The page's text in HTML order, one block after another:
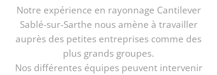
Notre expérience en rayonnage Cantilever
Sablé-sur-Sarthe nous amène à travailler
auprès des petites entreprises comme des
plus grands groupes.
Nos différentes équipes peuvent intervenir